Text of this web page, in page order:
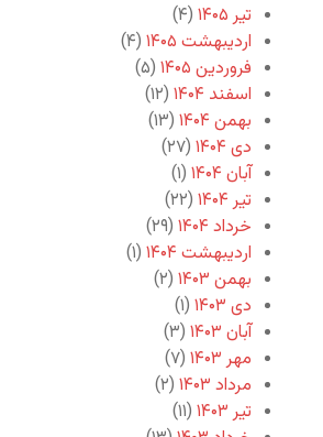
تیر ۱۴۰۵
(۴)
اردیبهشت ۱۴۰۵
(۴)
فروردین ۱۴۰۵
(۵)
اسفند ۱۴۰۴
(۱۲)
بهمن ۱۴۰۴
(۱۳)
دی ۱۴۰۴
(۲۷)
آبان ۱۴۰۴
(۱)
تیر ۱۴۰۴
(۲۲)
خرداد ۱۴۰۴
(۲۹)
اردیبهشت ۱۴۰۴
(۱)
بهمن ۱۴۰۳
(۲)
دی ۱۴۰۳
(۱)
آبان ۱۴۰۳
(۳)
مهر ۱۴۰۳
(۷)
مرداد ۱۴۰۳
(۲)
تیر ۱۴۰۳
(۱۱)